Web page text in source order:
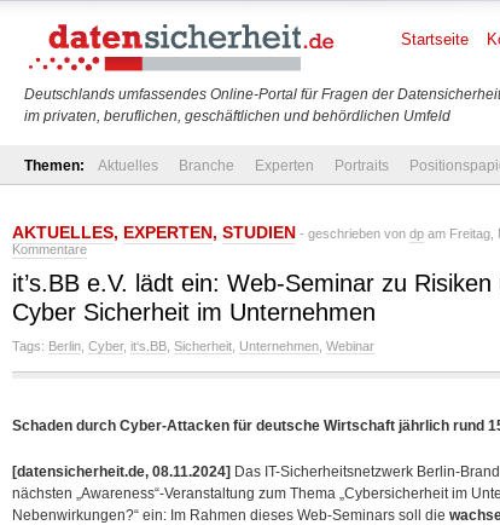
Deutschlands umfassendes Online-Portal für Fragen der Datensicherheit
im privaten, beruflichen, geschäftlichen und behördlichen Umfeld
Startseite
Themen: Aktuelles Branche Experten Portraits
AKTUELLES, EXPERTEN, STUDIEN - geschrieben von dp am Freitag,
Kommentare
it’s.BB e.V. lädt ein: Web-Seminar zu
Cyber Sicherheit im Unternehmen
Tags: Berlin Cyber, it‘s.BB Sicherheit Unternehmen Webinar
Schaden durch Cyber-Attacken für deutsche Wirtschaft jährlich rund
[datensicherheit.de, 08.11.2024] Das IT-Sicherheitsnetzwerk Berlin-
nächsten „Awareness“-Veranstaltung zum Thema „Cybersicherheit im
Nebenwirkungen?“ ein: Im Rahmen dieses Web-Seminars soll die